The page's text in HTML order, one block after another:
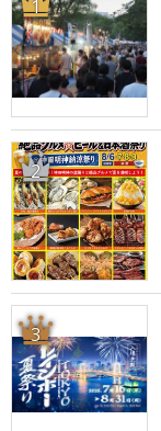
1
2
3